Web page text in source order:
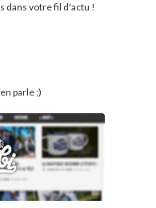
dans votre fil d'actu !
parle ;)